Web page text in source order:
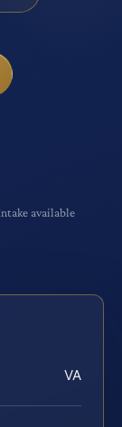
available
VA